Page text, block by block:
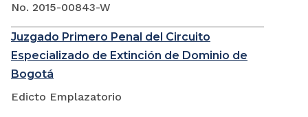
No. 2015-00843-W
Juzgado Primero Penal del Circuito
Especializado de Extinción de Dominio de
Bogotá
Edicto Emplazatorio